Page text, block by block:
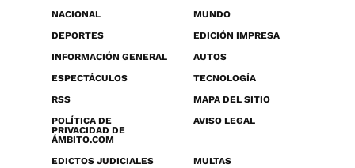
NACIONAL
MUNDO
DEPORTES
EDICIÓN IMPRESA
INFORMACIÓN GENERAL
AUTOS
ESPECTÁCULOS
TECNOLOGÍA
RSS
MAPA DEL SITIO
POLÍTICA DE
PRIVACIDAD DE
ÁMBITO.COM
AVISO LEGAL
EDICTOS JUDICIALES
MULTAS